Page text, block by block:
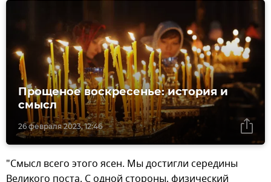
26 февраля 2023, 12:46
Прощеное воскресенье: история и
смысл
"Смысл всего этого ясен. Мы достигли середины
Великого поста. С одной стороны, физический